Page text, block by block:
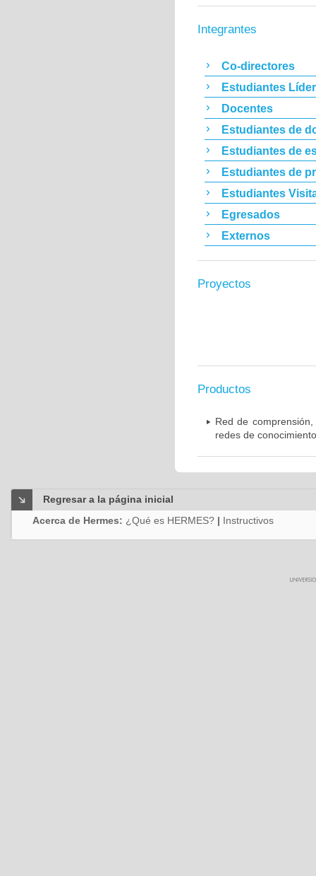
Integrantes
Co-directores
Estudiantes
Docentes
Estudiantes de
Estudiantes de
Estudiantes de
Estudiantes
Egresados
Externos
Proyectos
Productos
Red de
redes de
Regresar a la página inicial
Acerca de Hermes: ¿Qué es HERMES? | Instructivos